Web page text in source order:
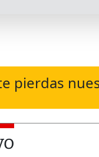
pierdas